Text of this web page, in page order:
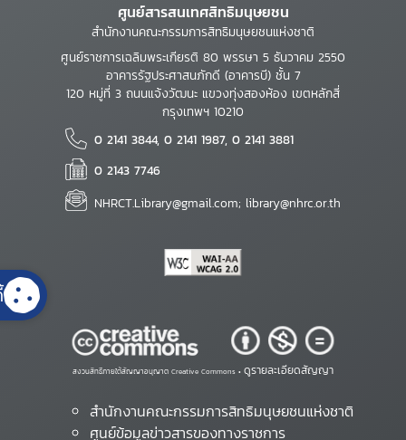
ศูนย์สารสนเทศสิทธิมนุษยชน
สำนักงานคณะกรรมการสิทธิมนุษยชนแห่งชาติ
ศูนย์ราชการเฉลิมพระเกียรติ 80 พรรษา 5 ธันวาคม 2550
อาคารรัฐประศาสนภักดี (อาคารบี) ชั้น 7
120 หมู่ที่ 3 ถนนแจ้งวัฒนะ แขวงทุ่งสองห้อง เขตหลักสี่
กรุงเทพฯ 10210
0 2141 3844, 0 2141 1987, 0 2141 3881
0 2143 7746
NHRCT.Library@gmail.com; library@nhrc.or.th
สงวนสิทธิ์ภายใต้สัญญาอนุญาต Creative Commons • ดูรายละเอียดสัญญา
สำนักงานคณะกรรมการสิทธิมนุษยชนแห่งชาติ
ศูนย์ข้อมูลข่าวสารของทางราชการ